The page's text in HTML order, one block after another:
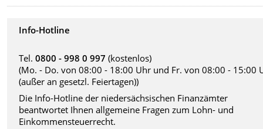
Info-Hotline
Tel.0800 - 998 0 997 (kostenlos)
(Mo. - Do. von 08:00 - 18:00 Uhr und Fr. von 08:00 - 15:00
(außer an gesetzl. Feiertagen))
Die Info-Hotline der niedersächsischen Finanzämter
beantwortet Ihnen allgemeine Fragen zum Lohn- und
Einkommensteuerrecht.